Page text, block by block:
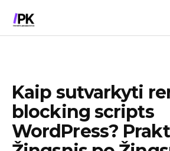
Kaip sutvarkyti
blocking scripts
WordPress?